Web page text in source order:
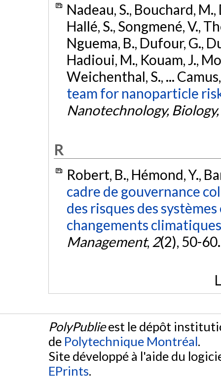
Nadeau, S., Bouchard,
Hallé, S., Songmené, V.,
Nguema, B., Dufour, G.,
Hadioui, M., Kouam, J.,
Weichenthal, S., ...
team for nanoparticle
Nanotechnology,
R
Robert, B., Hémond, Y.,
cadre de gouvernance
des risques des
changements
Management, 2(2), 50-
PolyPublieest le dépôt
de Polytechnique Montréal.
Site développé à l'aide du
EPrints.